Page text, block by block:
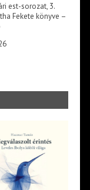
est-sorozat, 3.
Fekete könyve –